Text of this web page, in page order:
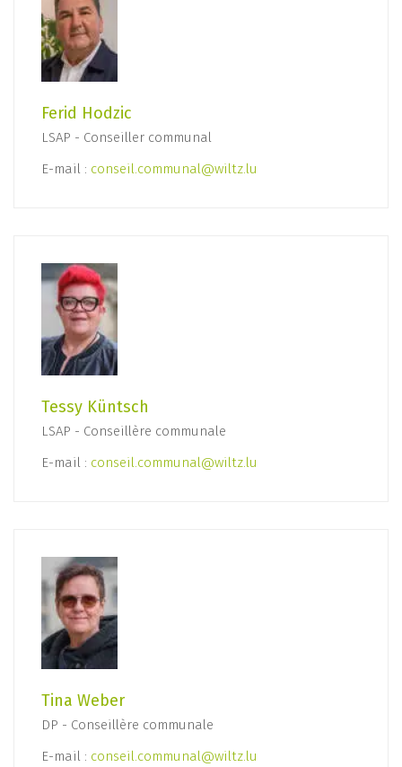
Ferid Hodzic
LSAP - Conseiller communal
E-mail : conseil.communal@wiltz.lu
Tessy Küntsch
LSAP - Conseillère communale
E-mail : conseil.communal@wiltz.lu
Tina Weber
DP - Conseillère communale
E-mail : conseil.communal@wiltz.lu